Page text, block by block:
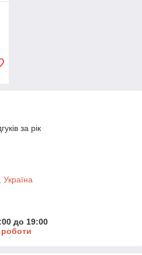
за рік
до 19:00
роботи